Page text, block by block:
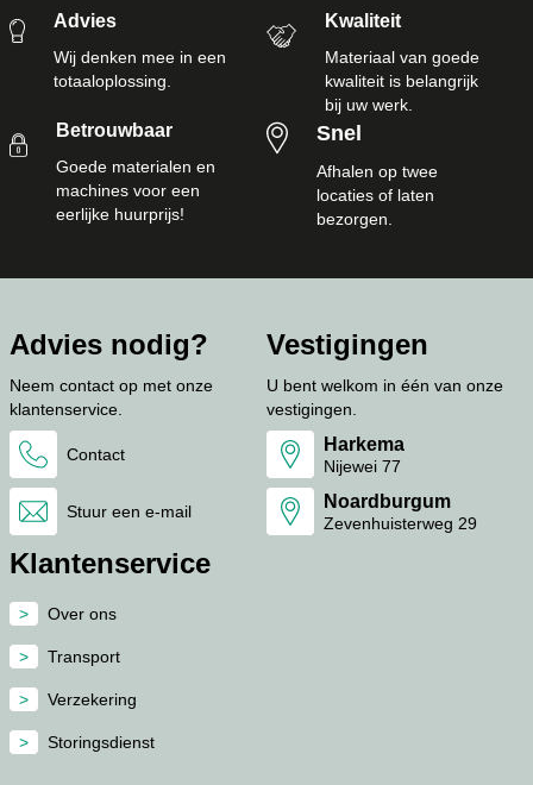
Advies
Wij denken mee in een
totaaloplossing.
Kwaliteit
Materiaal van goede
kwaliteit is belangrijk
bij uw werk.
Betrouwbaar
Goede materialen en
machines voor een
eerlijke huurprijs!
Snel
Afhalen op twee
locaties of laten
bezorgen.
Advies nodig?
Neem contact op met onze
klantenservice.
Contact
Stuur een e-mail
Vestigingen
U bent welkom in één van onze
vestigingen.
Harkema
Nijewei 77
Noardburgum
Zevenhuisterweg 29
Klantenservice
Over ons
Transport
Verzekering
Storingsdienst